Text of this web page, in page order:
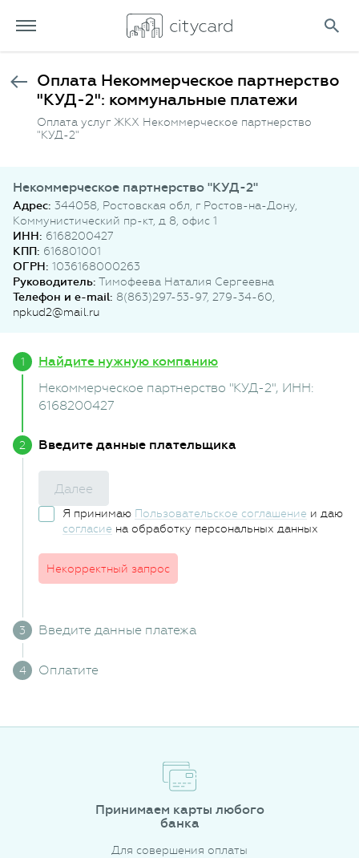
Оплата Некоммерческое партнерство
"КУД-2": коммунальные платежи
Оплата услуг ЖКХ Некоммерческое партнерство
"КУД-2"
Некоммерческое партнерство "КУД-2"
Адрес: 344058, Ростовская обл, г Ростов-на-Дону,
Коммунистический пр-кт, д 8, офис 1
ИНН: 6168200427
КПП: 616801001
ОГРН: 1036168000263
Руководитель: Тимофеева Наталия Сергеевна
Телефон и e-mail: 8(863)297-53-97, 279-34-60,
npkud2@mail.ru
Найдите нужную компанию
Некоммерческое партнерство "КУД-2", ИНН:
6168200427
Введите данные плательщика
Далее
Я принимаю Пользовательское соглашение и даю
согласие на обработку персональных данных
Некорректный запрос
Введите данные платежа
Оплатите
Принимаем карты любого
банка
Для совершения оплаты